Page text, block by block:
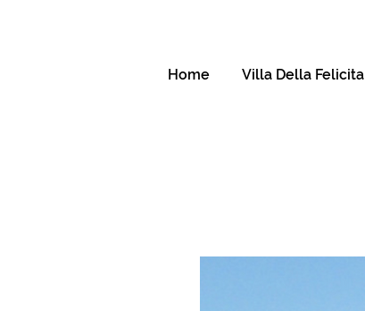
Home Villa Della Felicita